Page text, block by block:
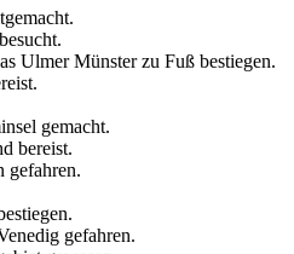
Ulmer Münster zu Fuß bestiegen.
gemacht.
bereist.
gefahren.
gefahren.